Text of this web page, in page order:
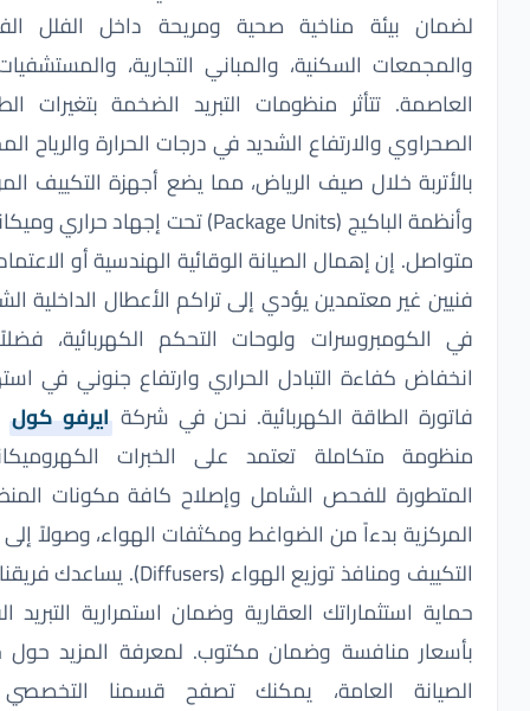
بيئة مناخية صحية ومريحة داخل الفلل الفاخرة،
السكنية، والمباني التجارية، والمستشفيات في
تتأثر منظومات التبريد الضخمة بتغيرات الطقس
والارتفاع الشديد في درجات الحرارة والرياح المحملة
خلال صيف الرياض، مما يضع أجهزة التكييف المركزي
وأنظمة الباكيج (Package Units) تحت إجهاد حراري وميكانيكي
إن إهمال الصيانة الوقائية الهندسية أو الاعتماد على
غير معتمدين يؤدي إلى تراكم الأعطال الداخلية الشديدة
الكومبروسرات ولوحات التحكم الكهربائية، فضلاً عن
كفاءة التبادل الحراري وارتفاع جنوني في استهلاك
الطاقة الكهربائية. نحن في شركة ايرفو كولنقدم
متكاملة تعتمد على الخبرات الكهروميكانيكية
للفحص الشامل وإصلاح كافة مكونات المنظومة
بدءاً من الضواغط ومكثفات الهواء، وصولاً إلى دكت
التكييف ومنافذ توزيع الهواء (Diffusers). يساعدك فريقنا على
استثماراتك العقارية وضمان استمرارية التبريد الفائق
منافسة وضمان مكتوب. لمعرفة المزيد حول حلول
العامة، يمكنك تصفح قسمنا التخصصي في